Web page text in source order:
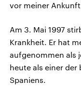
vor meiner
Am 3. Mai 1997
Krankheit. Er hat
aufgenommen als
heute als einer
Spaniens.